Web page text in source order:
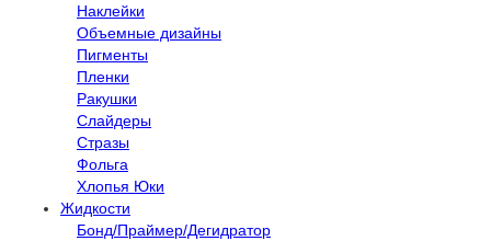
Наклейки
Объемные дизайны
Пигменты
Пленки
Ракушки
Слайдеры
Стразы
Фольга
Хлопья Юки
Жидкости
Бонд/Праймер/Дегидратор